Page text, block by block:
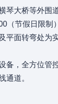
大桥等外围
节假日限制
平面转弯处为
，全方位管
通道。